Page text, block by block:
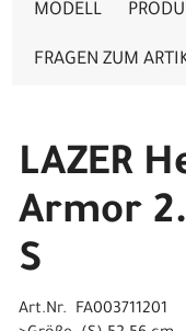
MODELL
FRAGEN ZUM
LAZER
Armor
S
Art.Nr. FA003711201